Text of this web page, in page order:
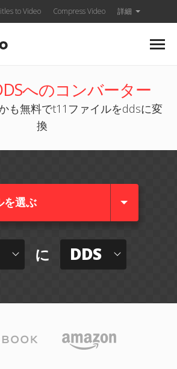
to Video Compress Video 詳細
へのコンバーター
も無料でt11ファイルをddsに変
換
を選ぶ
に DDS